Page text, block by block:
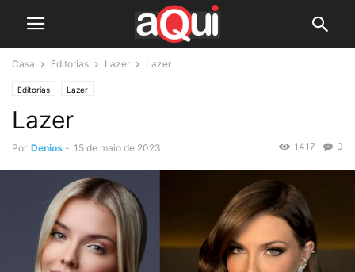
Casa Editorias Lazer Lazer
Editorias Lazer
Lazer
Por Denios - 15 de maio de 2023 0
1417